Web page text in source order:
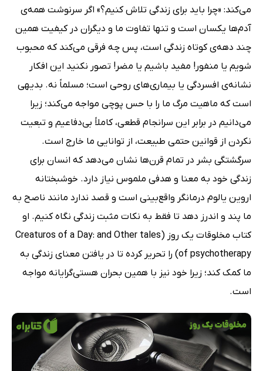
می‌کند: «چرا باید برای زندگی تلاش کنیم؟» اگر سرنوشت همه‌ی
آدم‌ها یکسان است و تنها تفاوت ما و دیگران در کیفیت همین
چند دهه‌ی کوتاه زندگی است، پس چه فرقی می‌کند که محبوب
شویم یا منفور! مفید باشیم یا مضر! تصور نکنید این افکار
نشانه‌ی افسردگی یا بیماری‌های روحی است؛ مسلماً نه. بدیهی
است که ماهیت مرگ ما را با حس پوچی مواجه می‌کند؛ زیرا
می‌دانیم در برابر این سرانجام قطعی، کاملاً بی‌دفاعیم و تبعیت
نکردن از قوانین حتمی طبیعت، از توانایی ما خارج است.
سرگشتگی بشر در تمام قرن‌ها نشان می‌دهد که انسان برای
زندگی خود به معنا و هدفی ملموس‌ نیاز دارد. خوشبختانه
اروین یالوم درمانگر واقع‌بینی است و قصد ندارد مانند ناصح به
ما پند و اندرز دهد تا فقط به نکات مثبت زندگی نگاه کنیم. او
کتاب مخلوقات یک روز (Creaturos of a Day: and Other tales
of psychotherapy) را تحریر کرده تا در یافتن معنای زندگی به
ما کمک کند؛ زیرا خود نیز با همین بحران هستی‌گرایانه مواجه
است.